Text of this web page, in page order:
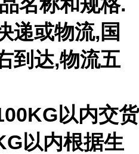
递或物流,国
到达,物流五
以内交货
以内根据生